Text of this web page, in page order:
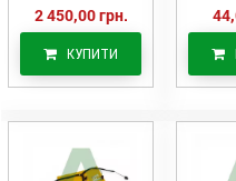
2 450,00 грн.
КУПИТИ